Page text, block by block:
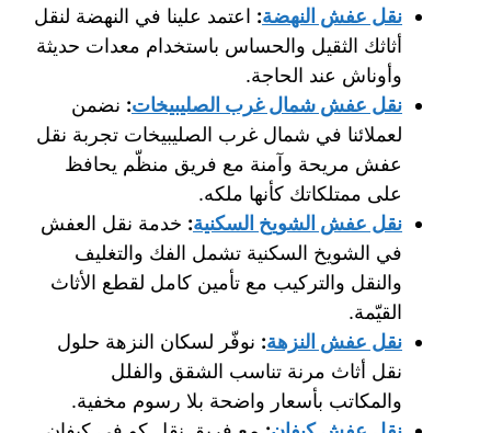
نقل عفش النهضة: اعتمد علينا في النهضة لنقل
أثاثك الثقيل والحساس باستخدام معدات حديثة
وأوناش عند الحاجة.
نقل عفش شمال غرب الصليبيخات: نضمن
لعملائنا في شمال غرب الصليبيخات تجربة نقل
عفش مريحة وآمنة مع فريق منظّم يحافظ
على ممتلكاتك كأنها ملكه.
نقل عفش الشويخ السكنية: خدمة نقل العفش
في الشويخ السكنية تشمل الفك والتغليف
والنقل والتركيب مع تأمين كامل لقطع الأثاث
القيّمة.
نقل عفش النزهة: نوفّر لسكان النزهة حلول
نقل أثاث مرنة تناسب الشقق والفلل
والمكاتب بأسعار واضحة بلا رسوم مخفية.